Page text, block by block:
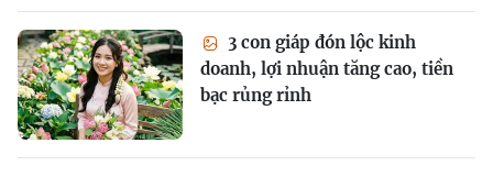
3 con giáp đón lộc kinh
doanh, lợi nhuận tăng cao, tiền
bạc rủng rỉnh